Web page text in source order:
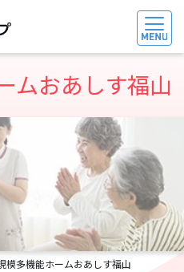
ムおあしす福山
模多機能ホームおあしす福山